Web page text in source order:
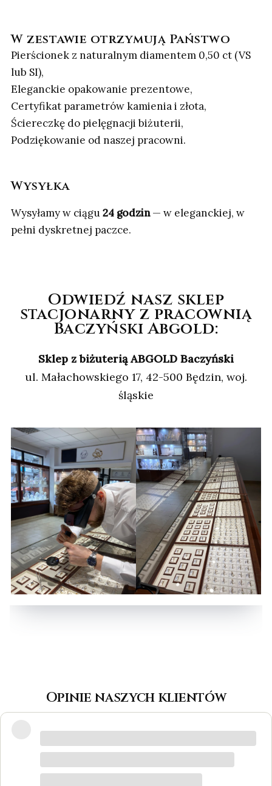
W zestawie otrzymują Państwo
Pierścionek z naturalnym diamentem 0,50 ct (VS
lub SI),
Eleganckie opakowanie prezentowe,
Certyfikat parametrów kamienia i złota,
Ściereczkę do pielęgnacji biżuterii,
Podziękowanie od naszej pracowni.
Wysyłka
Wysyłamy w ciągu24 godzin— w eleganckiej, w
pełni dyskretnej paczce.
Odwiedź nasz sklep
stacjonarny z pracownią
Baczyński Abgold:
Sklep z biżuterią ABGOLD Baczyński
ul. Małachowskiego 17, 42-500 Będzin, woj.
śląskie
Opinie naszych klientów
odpowiedzi na wszystkie pytania, biżuteria
jest piękna! Ceny bardzo korzystne, na